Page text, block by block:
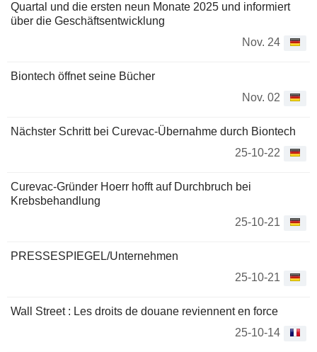
Quartal und die ersten neun Monate 2025 und informiert
über die Geschäftsentwicklung
Nov. 24
Biontech öffnet seine Bücher
Nov. 02
Nächster Schritt bei Curevac-Übernahme durch Biontech
25-10-22
Curevac-Gründer Hoerr hofft auf Durchbruch bei
Krebsbehandlung
25-10-21
PRESSESPIEGEL/Unternehmen
25-10-21
Wall Street : Les droits de douane reviennent en force
25-10-14